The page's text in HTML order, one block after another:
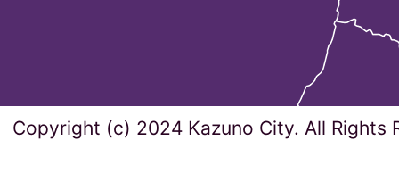
Copyright (c) 2024 Kazuno City. All Rights